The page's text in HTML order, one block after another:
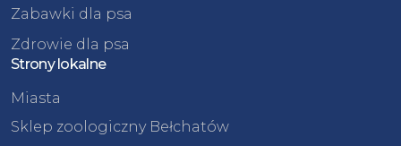
Zabawki dla psa
Zdrowie dla psa
Strony lokalne
Miasta
Sklep zoologiczny Bełchatów